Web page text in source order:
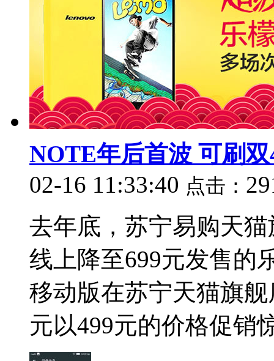
NOTE年后首波 可刷
02-16 11:33:40 点击：
去年底，苏宁易购天
线上降至699元发售的
移动版在苏宁天猫旗
元以499元的价格促销